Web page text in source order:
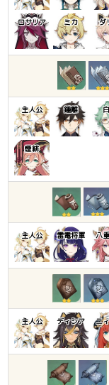
ロサリア ミカ ダ
主人公 鍾離
煙緋
主人公 雷電将軍 八
主人公 ディシア ニ